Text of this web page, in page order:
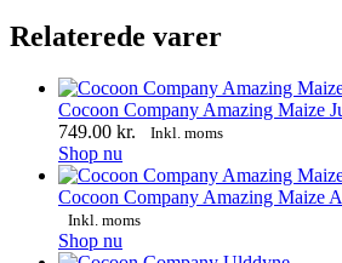
Relaterede varer
Cocoon Company Amazing Maize
749.00 kr. Prisinterval:
til
749.00 kr.
Inkl. moms
Shop nu
vare
har
flere
Cocoon Company Amazing Maize
Inkl. moms
Shop nu